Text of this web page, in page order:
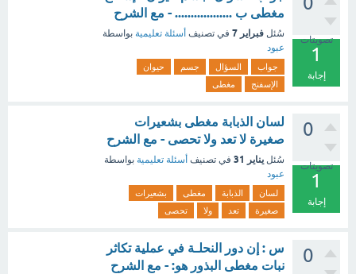
تصويتات
1
إجابة
مغطى ب .................. - مع الشرح
سُئل فبراير 7 في تصنيف أسئلة تعليمية بواسطة
عبود
جواب السؤال جسم
حيوان
الإسفنج
مغطى
0
تصويتات
1
إجابة
لسان الذبابة مغطى بشعيرات
صغيرة لا تعد ولا تحصى - مع الشرح
سُئل يناير 31 في تصنيف أسئلة تعليمية بواسطة
عبود
لسان الذبابة مغطى
بشعيرات
صغيرة
تعد ولا تحصى
0
س : إن دور النحلـة في عملية تكاثر
نبات مغطى البذور هو: - مع الشرح